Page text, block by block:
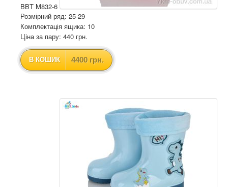
BBT M832-6
Розмірний ряд: 25-29
Комплектація ящика: 10
Ціна за пару: 440 грн.
В КОШИК 4400 грн.